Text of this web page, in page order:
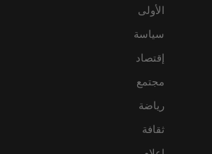
الأولى
سياسة
إقتصاد
مجتمع
رياضة
ثقافة